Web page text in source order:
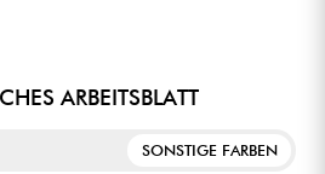
ARBEITSBLATT
SONSTIGE FARBEN